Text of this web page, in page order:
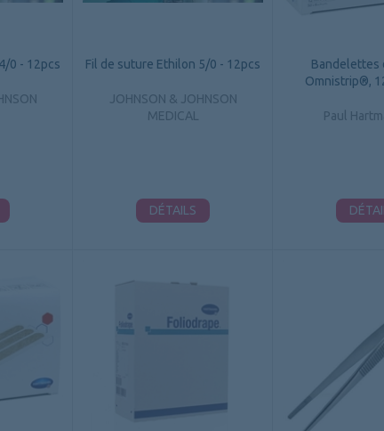
0 - 12pcs Fil de suture Ethilon 5/0 - 12pcs
JOHNSON & JOHNSON
MEDICAL
DÉTAILS
Bandelettes
Omnistrip®,
Paul